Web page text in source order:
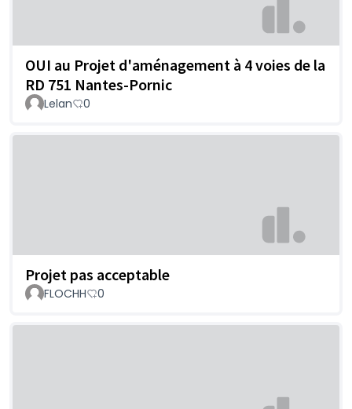
OUI au Projet d'aménagement à 4 voies de la
RD 751 Nantes-Pornic
Lelan 0
Projet pas acceptable
FLOCHH 0